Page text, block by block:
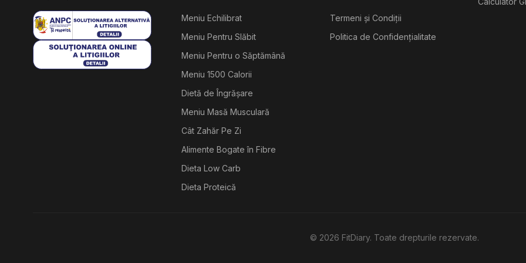
Meniu Echilibrat
Meniu Pentru Slăbit
Meniu Pentru o Săptămână
Meniu 1500 Calorii
Dietă de Îngrășare
Meniu Masă Musculară
Cât Zahăr Pe Zi
Alimente Bogate în Fibre
Dieta Low Carb
Dieta Proteică
Termeni și Condiții
Politica de Confidențialitate
© 2026 FitDiary. Toate drepturile rezervate.